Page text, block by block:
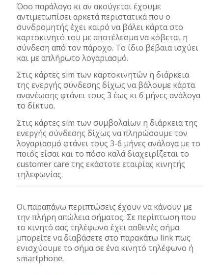
Όσο παράλογο κι αν ακούγεται έχουμε
αντιμετωπίσει αρκετά περιστατικά που ο
συνδρομητής έχει καιρό να βάλει κάρτα στο
καρτοκινητό του με αποτέλεσμα να κόβεται η
σύνδεση από τον πάροχο. Το ίδιο βέβαια ισχύει
και με απλήρωτο λογαριασμό.
Στις κάρτες sim των καρτοκινητών η διάρκεια
της ενεργής σύνδεσης δίχως να βάλουμε κάρτα
ανανέωσης φτάνει τους 3 έως κι 6 μήνες ανάλογα
το δίκτυο.
Στις κάρτες sim των συμβολαίων η διάρκεια της
ενεργής σύνδεσης δίχως να πληρώσουμε τον
λογαριασμό φτάνει τους 3-6 μήνες ανάλογα με το
ποιός είσαι και το πόσο καλά διαχειρίζεται το
customer care της εκάστοτε εταιρίας κινητής
τηλεφωνίας.
Οι παραπάνω περιπτώσεις έχουν να κάνουν με
την πλήρη απώλεια σήματος. Σε περίπτωση που
το κινητό σας τηλέφωνο έχει ασθενές σήμα
μπορείτε να διαβάσετε στο παρακάτω link πως
ενισχύουμε το σήμα σε ένα κινητό τηλέφωνο ή
smartphone.